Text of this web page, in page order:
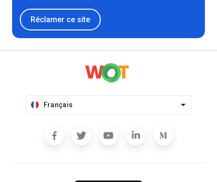
Réclamer ce site
Français